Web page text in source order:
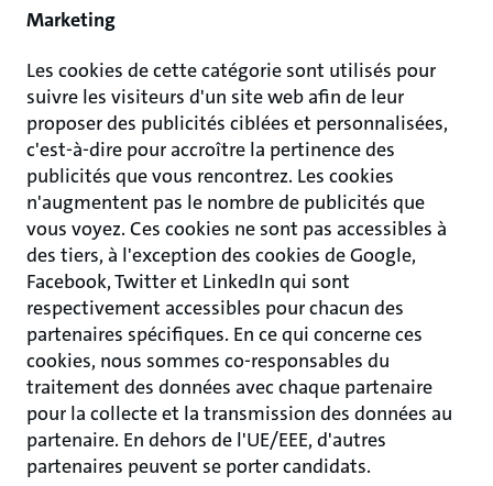
Marketing
Les cookies de cette catégorie sont utilisés pour
suivre les visiteurs d'un site web afin de leur
proposer des publicités ciblées et personnalisées,
c'est-à-dire pour accroître la pertinence des
publicités que vous rencontrez. Les cookies
n'augmentent pas le nombre de publicités que
vous voyez. Ces cookies ne sont pas accessibles à
des tiers, à l'exception des cookies de Google,
Facebook, Twitter et LinkedIn qui sont
respectivement accessibles pour chacun des
partenaires spécifiques. En ce qui concerne ces
cookies, nous sommes co-responsables du
traitement des données avec chaque partenaire
pour la collecte et la transmission des données au
partenaire. En dehors de l'UE/EEE, d'autres
partenaires peuvent se porter candidats.